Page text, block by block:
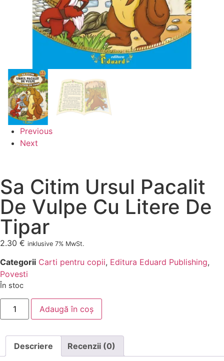
Previous
Next
Sa Citim Ursul Pacalit
De Vulpe Cu Litere De
Tipar
2.30 € inklusive 7% MwSt.
Categorii Carti pentru copii, Editura Eduard Publishing,
Povesti
În stoc
Adaugă în coș
Descriere Recenzii (0)